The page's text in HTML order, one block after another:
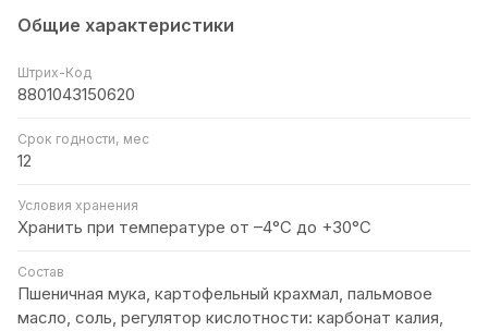
Общие характеристики
Штрих-Код
8801043150620
Срок годности, мес
12
Условия хранения
Хранить при температуре от –4°С до +30°C
Состав
Пшеничная мука, картофельный крахмал, пальмовое
масло, соль, регулятор кислотности: карбонат калия,